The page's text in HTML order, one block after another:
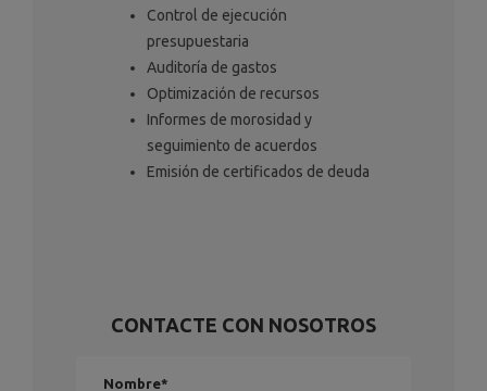
Control de ejecución
presupuestaria
Auditoría de gastos
Optimización de recursos
Informes de morosidad y
seguimiento de acuerdos
Emisión de certificados de deuda
CONTACTE CON NOSOTROS